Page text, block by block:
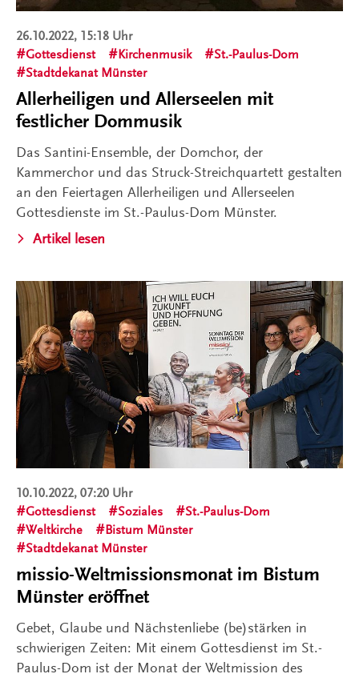
26.10.2022, 15:18 Uhr
Gottesdienst
Kirchenmusik
St.-Paulus-Dom
Stadtdekanat Münster
Allerheiligen und Allerseelen mit
festlicher Dommusik
Das Santini-Ensemble, der Domchor, der
Kammerchor und das Struck-Streichquartett gestalten
an den Feiertagen Allerheiligen und Allerseelen
Gottesdienste im St.-Paulus-Dom Münster.
Artikel lesen
10.10.2022, 07:20 Uhr
Gottesdienst
Soziales
St.-Paulus-Dom
Weltkirche
Bistum Münster
Stadtdekanat Münster
missio-Weltmissionsmonat im Bistum
Münster eröffnet
Gebet, Glaube und Nächstenliebe (be)stärken in
schwierigen Zeiten: Mit einem Gottesdienst im St.-
Paulus-Dom ist der Monat der Weltmission des